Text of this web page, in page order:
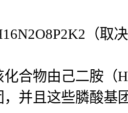
（取
合物由己二胺（
，并且这些膦酸基